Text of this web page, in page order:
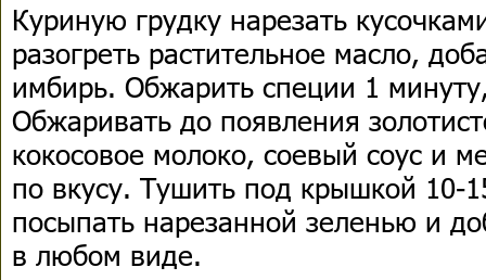
Куриную грудку нарезать
разогреть растительное масло,
имбирь. Обжарить специи 1
Обжаривать до появления
кокосовое молоко, соевый соус и
по вкусу. Тушить под крышкой 10-
посыпать нарезанной зеленью и
в любом виде.